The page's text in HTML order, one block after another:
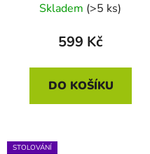
Skladem (>5 ks)
599 Kč
DO KOŠÍKU
STOLOVÁNÍ